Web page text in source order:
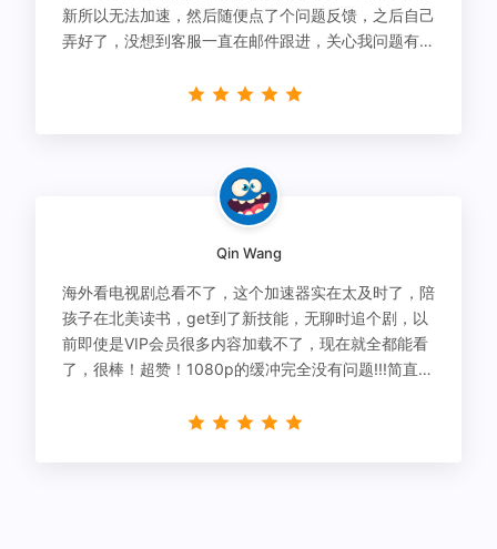
新所以无法加速，然后随便点了个问题反馈，之后自己
弄好了，没想到客服一直在邮件跟进，关心我问题有没
Qin Wang
海外看电视剧总看不了，这个加速器实在太及时了，陪
孩子在北美读书，get到了新技能，无聊时追个剧，以
前即使是VIP会员很多内容加载不了，现在就全都能看
了，很棒！超赞！1080p的缓冲完全没有问题!!!简直救